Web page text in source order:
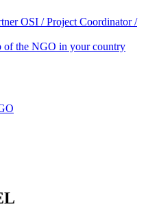
OSI / Project Coordinator /
of the NGO in your country